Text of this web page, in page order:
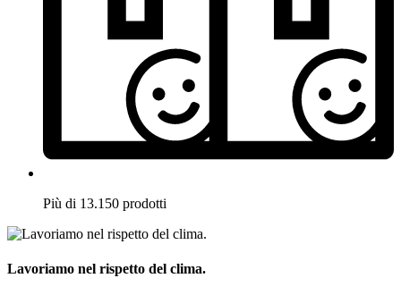
Più di 13.150 prodotti
Lavoriamo nel rispetto del clima.